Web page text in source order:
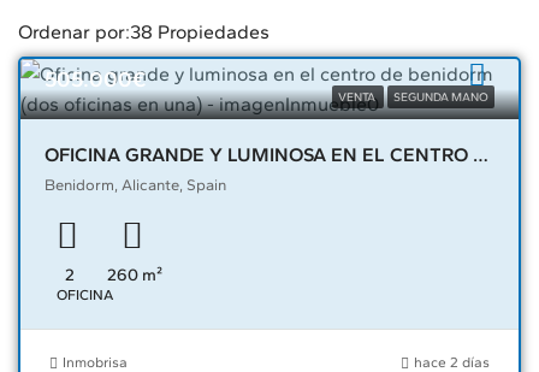
38 Propiedades
Ordenar por:
VENTA SEGUNDA MANO
505.000€
OFICINA GRANDE Y LUMINOSA EN EL CENTRO DE BENIDORM (DOS OFICINAS EN UNA) – 03796
Benidorm, Alicante, Spain
2 260 m²
OFICINA
Inmobrisa hace 2 días